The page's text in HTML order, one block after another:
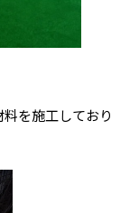
を施工しており